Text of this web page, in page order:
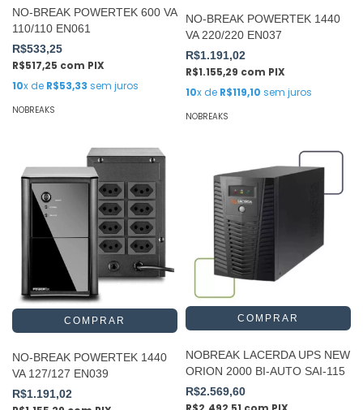
NO-BREAK POWERTEK 600 VA
110/110 EN061
R$533,25
R$517,25 com PIX
10x de R$53,33 sem juros
NOBREAKS
NO-BREAK POWERTEK 1440
VA 220/220 EN037
R$1.191,02
R$1.155,29 com PIX
10x de R$119,10 sem juros
NOBREAKS
NO-BREAK POWERTEK 1440
VA 127/127 EN039
R$1.191,02
NOBREAK LACERDA UPS NEW
ORION 2000 BI-AUTO SAI-115
R$2.569,60